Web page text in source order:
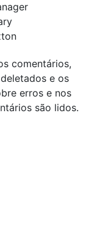
comentários,
e os
erros e nos
são lidos.